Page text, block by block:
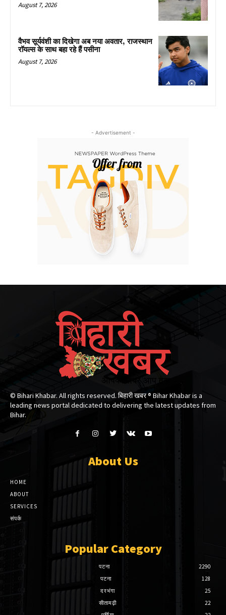
August 7, 2026
वैभव सूर्यवंशी का दिखेगा अब नया अवतार, राजस्थान
रॉयल्स के साथ बहा रहे हैं पसीना
August 7, 2026
- Advertisement -
© Bihari Khabar. All rights reserved. बिहारी खबर ®​ Bihar Khabar is a
leading news portal dedicated to delivering the latest updates from
Bihar.
About Us
HOME
ABOUT
SERVICES
संपर्क
Popular Category
पटना
2290
पटना
128
दरभंगा
25
सीतामढ़ी
22